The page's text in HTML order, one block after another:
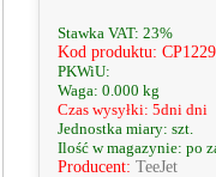
Stawka VAT: 23%
Kod produktu:
PKWiU:
Waga: 0.000 kg
Czas wysyłki: 5dni dni
Jednostka miary: szt.
Ilość w magazynie: po
Producent: TeeJet